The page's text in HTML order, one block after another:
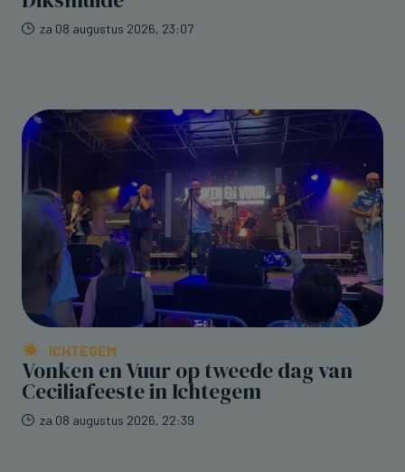
za 08 augustus 2026, 23:07
ICHTEGEM
Vonken en Vuur op tweede dag van
Ceciliafeeste in Ichtegem
za 08 augustus 2026, 22:39